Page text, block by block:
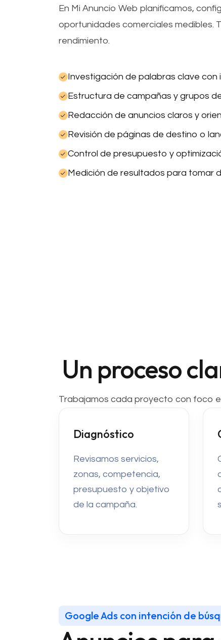
En Mi Anuncio Web planificamos,
oportunidades comerciales medibles.
rendimiento.
Investigación de palabras clave con
Estructura de campañas y grupos
Redacción de anuncios claros y
Revisión de páginas de destino o
Control de presupuesto y
Medición de resultados para tomar
Un proceso
Trabajamos cada proyecto con foco
Diagnóstico
Revisamos servicios,
zonas, competencia,
presupuesto y objetivo
de la campaña.
Google Ads con intención de